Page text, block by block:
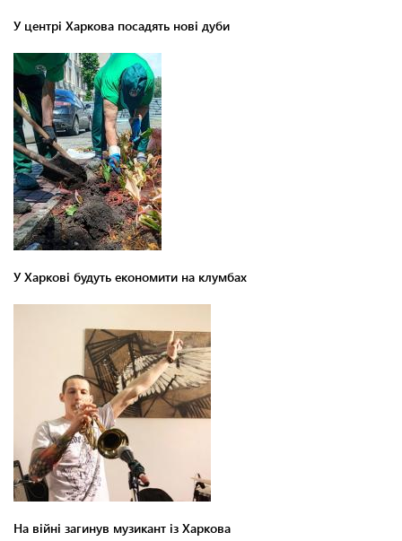
У центрі Харкова посадять нові дуби
У Харкові будуть економити на клумбах
На війні загинув музикант із Харкова